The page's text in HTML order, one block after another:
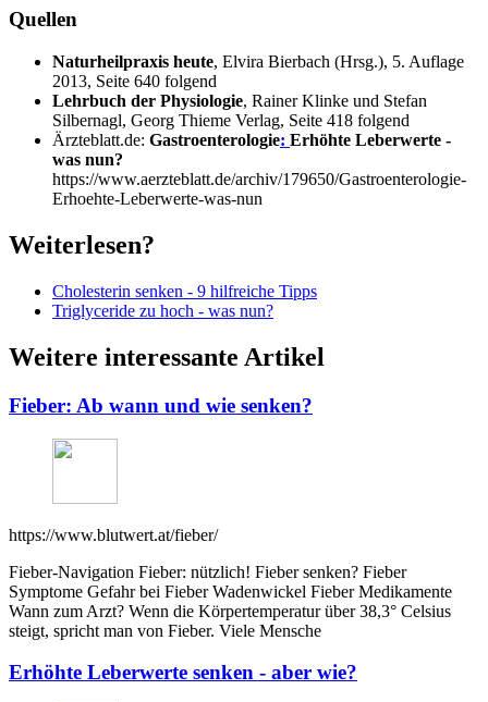
Quellen
Naturheilpraxis heute, Elvira Bierbach (Hrsg.), 5. Auflage
2013, Seite 640 folgend
Lehrbuch der Physiologie, Rainer Klinke und Stefan
Silbernagl, Georg Thieme Verlag, Seite 418 folgend
Ärzteblatt.de: Gastroenterologie: Erhöhte Leberwerte -
was nun?
https://www.aerzteblatt.de/archiv/179650/Gastroenterologie-
Erhoehte-Leberwerte-was-nun
Weiterlesen?
Cholesterin senken - 9 hilfreiche Tipps
Triglyceride zu hoch - was nun?
Weitere interessante Artikel
Fieber: Ab wann und wie senken?
https://www.blutwert.at/fieber/
Fieber-Navigation Fieber: nützlich! Fieber senken? Fieber
Symptome Gefahr bei Fieber Wadenwickel Fieber Medikamente
Wann zum Arzt? Wenn die Körpertemperatur über 38,3° Celsius
steigt, spricht man von Fieber. Viele Mensche
Erhöhte Leberwerte senken - aber wie?